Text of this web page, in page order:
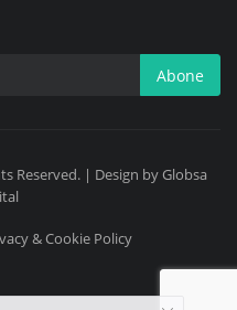
Abone
Reserved. | Design by Globsa
& Cookie Policy